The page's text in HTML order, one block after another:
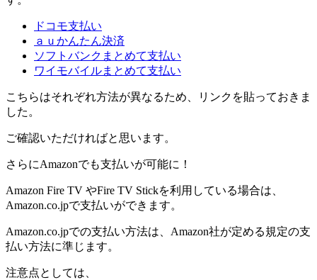
ドコモ支払い
ａｕかんたん決済
ソフトバンクまとめて支払い
ワイモバイルまとめて支払い
こちらはそれぞれ方法が異なるため、リンクを貼っておきま
した。
ご確認いただければと思います。
さらにAmazonでも支払いが可能に！
Amazon Fire TV やFire TV Stickを利用している場合は、
Amazon.co.jpで支払いができます。
Amazon.co.jpでの支払い方法は、Amazon社が定める規定の支
払い方法に準じます。
注意点としては、